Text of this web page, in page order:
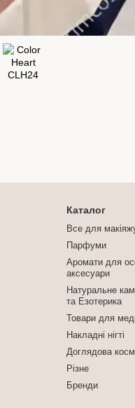
Каталог
Все для
Парфуми
Аромати для
аксесуари
Натуральне
та Езотерика
Товари для
Накладні нігті
Доглядова
Різне
Бренди